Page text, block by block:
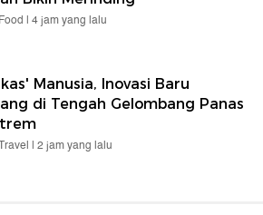
| 4 jam yang lalu
Manusia, Inovasi Baru
di Tengah Gelombang Panas
| 2 jam yang lalu